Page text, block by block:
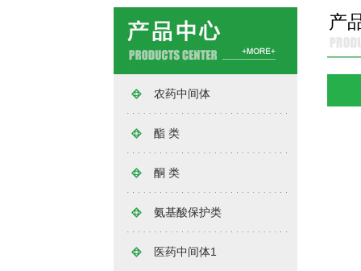
农药中间体
酯 类
酮 类
氨基酸保护类
医药中间体1
产